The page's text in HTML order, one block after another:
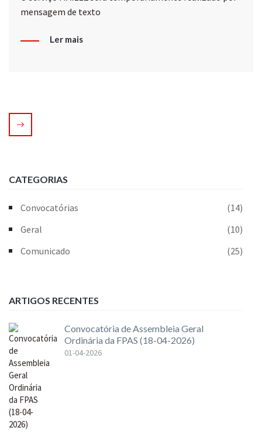
mensagem de texto
Ler mais
CATEGORIAS
Convocatórias
(14)
Geral
(10)
Comunicado
(25)
ARTIGOS RECENTES
Convocatória de Assembleia Geral
Ordinária da FPAS (18-04-2026)
01-04-2026